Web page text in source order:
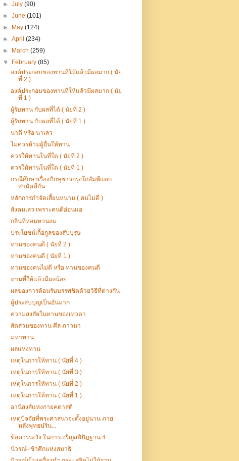
►July(90)
►June(101)
►
May(124)
►April(234)
►
March(259)
▼
February(85)
องค์ประกอบของทานที่ให้แล้วมีผลมาก ( นัย
ที่ 2 )
องค์ประกอบของทานที่ให้แล้วมีผลมาก ( นัย
ที่ 1 )
ผู้รับทาน กับผลที่ได้ ( นัยที่ 2 )
ผู้รับทาน กับผลที่ได้ ( นัยที่ 1 )
นาดี หรือ นาเลว
ไม่ควรห้ามผู้อื่นให้ทาน
ควรให้ทานในที่ใด ( นัยที่ 2 )
ควรให้ทานในที่ใด ( นัยที่ 1 )
กรณีศึกษาเรื่องภิกษุชาวกรุงโกสัมพีแตก
สามัคคีกัน
หลักการกำจัดเสี้ยนหนาม ( คนไม่ดี )
สังคมเลว เพราะคนดีอ่อนแอ
กลิ่นที่หอมทวนลม
ประโยชน์เกื้อกูลของสัปบุรุษ
ทานของคนดี ( นัยที่ 2 )
ทานของคนดี ( นัยที่ 1 )
ทานของคนไม่ดี หรือ ทานของคนดี
ทานที่ให้แล้วมีผลน้อย
ผลของการต้อนรับบรรพชิตด้วยวิธีที่ต่างกัน
ผู้ประสบบุญเป็นอันมาก
ความสงสัยในทานของเทวดา
สัดส่วนของทาน ศีล ภาวนา
มหาทาน
ผลแห่งทาน
เหตุในการให้ทาน ( นัยที่ 4 )
เหตุในการให้ทาน ( นัยที่ 3 )
เหตุในการให้ทาน ( นัยที่ 2 )
เหตุในการให้ทาน ( นัยที่ 1 )
อานิสงส์แห่งกายคตาสติ
เหตุปัจจัยที่พระศาสนาจะตั้งอยู่นาน ภาย
หลังพุทธปริน...
ข้อควรระวัง ในการเจริญสติปัฏฐาน 4
นิวรณ์–ข้าศึกแห่งสมาธิ